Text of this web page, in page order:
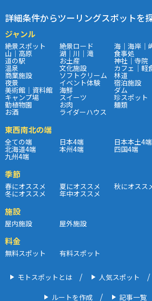
詳細条件からツーリングスポットを
ジャンル
絶景スポット 絶景ロード 海｜海岸｜
山｜高原 湖｜川｜滝 食事処
道の駅 お土産 神社｜寺院
温泉 文化施設 カフェ｜軽
商業施設 ソフトクリーム 林道
夜景 イベント体験 宿泊施設
美術館｜資料館 海鮮 ダム
キャンプ場 スイーツ 珍スポット
動植物園 お肉 麺類
お酒 ライダーハウス
東西南北の端
全ての端 日本4端 日本本土4端
北海道4端 本州4端 四国4端
九州4端
季節
春にオススメ 夏にオススメ 秋にオスス
冬にオススメ 年中オススメ
施設
屋内施設 屋外施設
料金
無料スポット 有料スポット
モトスポットとは 人気スポット
ルートを作成 記事一覧